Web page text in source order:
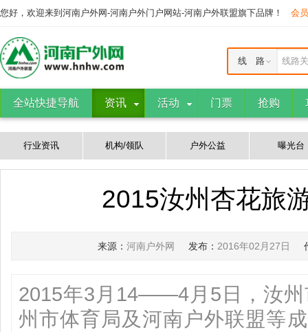
您好，欢迎来到河南户外网-河南户外门户网站-河南户外联盟旗下品牌！ 会
线路
线 路
全站快捷导航 资讯 活动 门票 抢购
行业资讯 机构/领队 户外公益 曝光台
2015汝州杏花旅
来源： 河南户外网 发布： 2016年02月27日
2015年3月14——4月5日，汝州
州市体育局及河南户外联盟等